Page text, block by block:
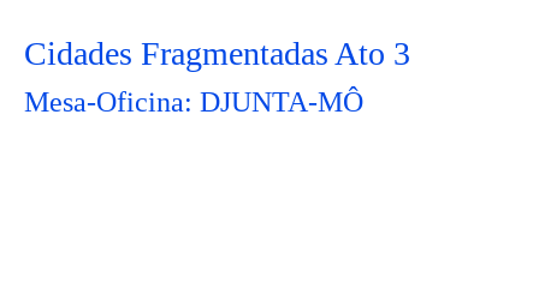
Cidades Fragmentadas Ato 3
Mesa-Oficina: DJUNTA-MÔ